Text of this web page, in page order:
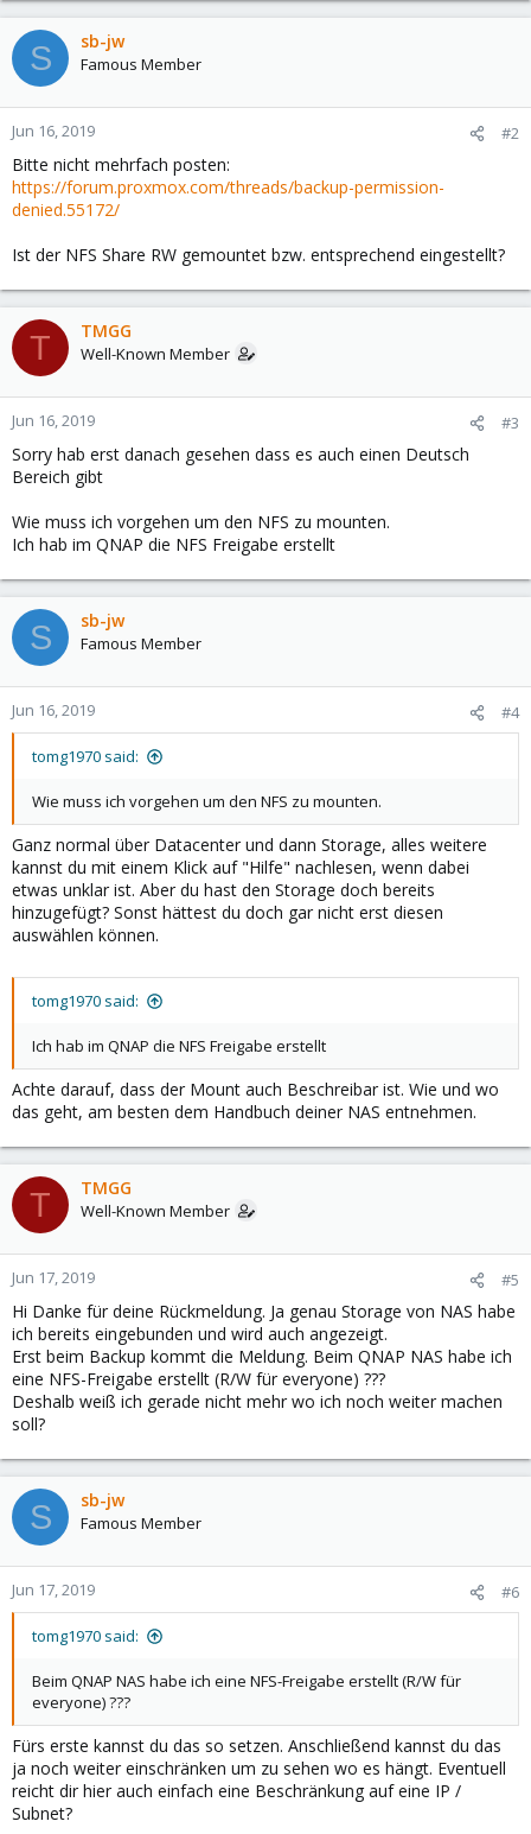
S sb-jw
Famous Member
Jun 16, 2019 #2
Bitte nicht mehrfach posten:
https://forum.proxmox.com/threads/backup-permission-
denied.55172/
Ist der NFS Share RW gemountet bzw. entsprechend eingestellt?
T TMGG
Well-Known Member
Jun 16, 2019 #3
Sorry hab erst danach gesehen dass es auch einen Deutsch
Bereich gibt
Wie muss ich vorgehen um den NFS zu mounten.
Ich hab im QNAP die NFS Freigabe erstellt
S sb-jw
Famous Member
Jun 16, 2019 #4
tomg1970 said:
Wie muss ich vorgehen um den NFS zu mounten.
Ganz normal über Datacenter und dann Storage, alles weitere
kannst du mit einem Klick auf "Hilfe" nachlesen, wenn dabei
etwas unklar ist. Aber du hast den Storage doch bereits
hinzugefügt? Sonst hättest du doch gar nicht erst diesen
auswählen können.
tomg1970 said:
Ich hab im QNAP die NFS Freigabe erstellt
Achte darauf, dass der Mount auch Beschreibar ist. Wie und wo
das geht, am besten dem Handbuch deiner NAS entnehmen.
T TMGG
Well-Known Member
Jun 17, 2019 #5
Hi Danke für deine Rückmeldung. Ja genau Storage von NAS habe
ich bereits eingebunden und wird auch angezeigt.
Erst beim Backup kommt die Meldung. Beim QNAP NAS habe ich
eine NFS-Freigabe erstellt (R/W für everyone) ???
Deshalb weiß ich gerade nicht mehr wo ich noch weiter machen
soll?
S sb-jw
Famous Member
Jun 17, 2019 #6
tomg1970 said:
Beim QNAP NAS habe ich eine NFS-Freigabe erstellt (R/W für
everyone) ???
Fürs erste kannst du das so setzen. Anschließend kannst du das
ja noch weiter einschränken um zu sehen wo es hängt. Eventuell
reicht dir hier auch einfach eine Beschränkung auf eine IP /
Subnet?